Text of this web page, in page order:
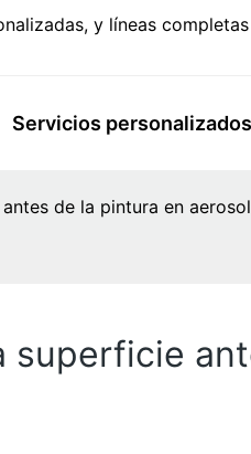
y líneas
Servicios personalizados
de la pintura en